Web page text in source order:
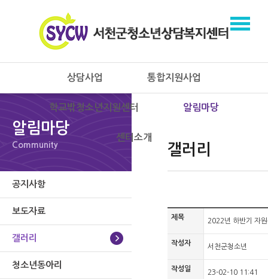
상담사업 통합지원사업
학교밖청소년지원센터 알림마당
센터소개
알림마당
Community
공지사항
보도자료
갤러리
청소년동아리
갤러리
제목 2022년 하반기 자
작성자 서천군청소년
작성일 23-02-10 11:41